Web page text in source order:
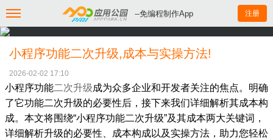
--免编程制作App 注册
小程序功能二次升级,成本与实操方法!
2026-02-02 17:10
小程序功能二次升级成为众多企业和开发者关注的焦点。明确
了它功能二次升级的必要性后，接下来我们详细解析其成本构
成。本文将围绕“小程序功能二次升级”及其成本两大关键词，
详细解析升级的必要性、成本构成以及实操方法，助力您轻松